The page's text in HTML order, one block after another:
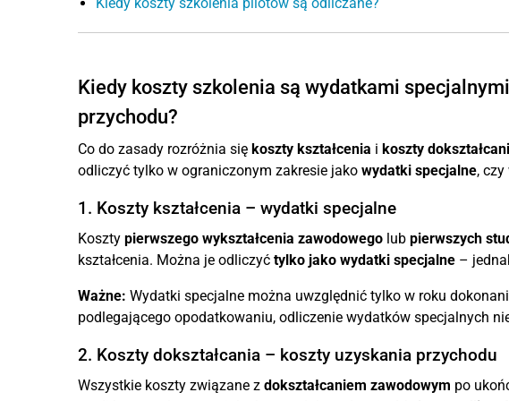
Kiedy koszty szkolenia są wydatkami
przychodu?
Co do zasady rozróżnia się koszty kształcenia i koszty
odliczyć tylko w ograniczonym zakresie jako wydatki specjalne, czy
1. Koszty kształcenia – wydatki specjalne
Koszty pierwszego wykształcenia zawodowego lub pierwszych
kształcenia. Można je odliczyć tylko jako wydatki specjalne –
Ważne: Wydatki specjalne można uwzględnić tylko w roku
podlegającego opodatkowaniu, odliczenie wydatków specjalnych
2. Koszty dokształcania – koszty uzyskania przychodu
Wszystkie koszty związane z dokształcaniem zawodowym po